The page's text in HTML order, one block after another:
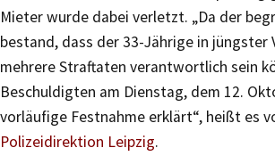
Mieter wurde dabei verletzt. „Da der
bestand, dass der 33-Jährige in jüngster
mehrere Straftaten verantwortlich sein
Beschuldigten am Dienstag, dem 12.
vorläufige Festnahme erklärt“, heißt es
Polizeidirektion Leipzig.